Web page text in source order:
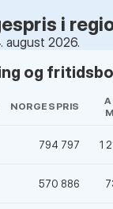
i
august 2026.
og
NORGESPRIS
794 797 1
570 886